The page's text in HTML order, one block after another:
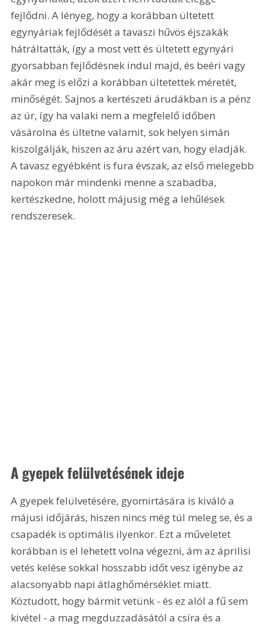
fejlődni. A lényeg, hogy a korábban ültetett
egynyáriak fejlődését a tavaszi hűvös éjszakák
hátráltatták, így a most vett és ültetett egynyári
gyorsabban fejlődésnek indul majd, és beéri vagy
akár meg is előzi a korábban ültetettek méretét,
minőségét. Sajnos a kertészeti árudákban is a pénz
az úr, így ha valaki nem a megfelelő időben
vásárolna és ültetne valamit, sok helyen simán
kiszolgálják, hiszen az áru azért van, hogy eladják.
A tavasz egyébként is fura évszak, az első melegebb
napokon már mindenki menne a szabadba,
kertészkedne, holott májusig még a lehűlések
rendszeresek.
A gyepek felülvetésének ideje
A gyepek felülvetésére, gyomirtására is kiváló a
májusi időjárás, hiszen nincs még túl meleg se, és a
csapadék is optimális ilyenkor. Ezt a műveletet
korábban is el lehetett volna végezni, ám az áprilisi
vetés kelése sokkal hosszabb időt vesz igénybe az
alacsonyabb napi átlaghőmérséklet miatt.
Köztudott, hogy bármit vetünk - és ez alól a fű sem
kivétel - a mag megduzzadásától a csíra és a